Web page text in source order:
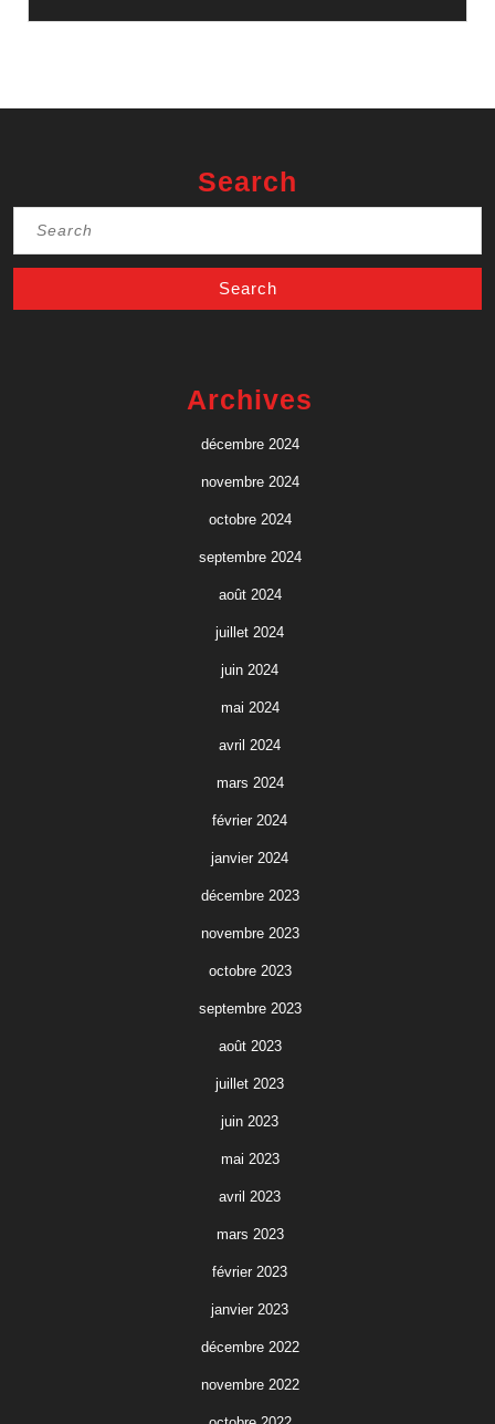
Search
Archives
décembre 2024
novembre 2024
octobre 2024
septembre 2024
août 2024
juillet 2024
juin 2024
mai 2024
avril 2024
mars 2024
février 2024
janvier 2024
décembre 2023
novembre 2023
octobre 2023
septembre 2023
août 2023
juillet 2023
juin 2023
mai 2023
avril 2023
mars 2023
février 2023
janvier 2023
décembre 2022
novembre 2022